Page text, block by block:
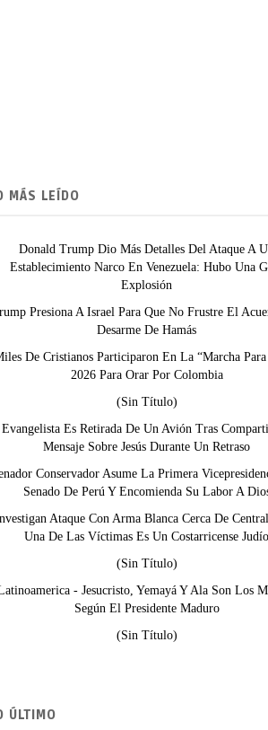
MÁS LEÍDO
Donald Trump Dio Más Detalles Del Ataque A
Establecimiento Narco En Venezuela: Hubo Una
Explosión
Presiona A Israel Para Que No Frustre El
Desarme De Hamás
De Cristianos Participaron En La “Marcha Para
2026 Para Orar Por Colombia
(sin Título)
Evangelista Es Retirada De Un Avión Tras
Mensaje Sobre Jesús Durante Un Retraso
Conservador Asume La Primera
Senado De Perú Y Encomienda Su Labor A
Ataque Con Arma Blanca Cerca De
Una De Las Víctimas Es Un Costarricense Judío
(sin Título)
- Jesucristo, Yemayá Y Ala Son Los
Según El Presidente Maduro
(sin Título)
ÚLTIMO